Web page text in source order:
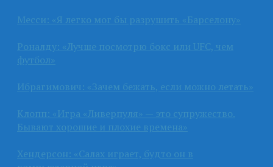
Месси: «Я легко мог бы разрушить «Барселону»
Роналду: «Лучше посмотрю бокс или UFC, чем
футбол»
Ибрагимович: «Зачем бежать, если можно летать»
Клопп: «Игра «Ливерпуля» — это супружество.
Бывают хорошие и плохие времена»
Хендерсон: «Салах играет, будто он в